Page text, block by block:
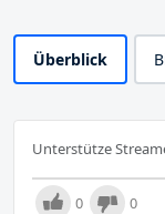
Überblick
Unterstütze
0 0